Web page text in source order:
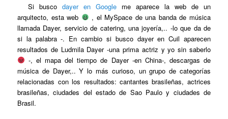
Si busco dayeren Googleme aparece la web de un
arquitecto, esta web
, el MySpace de una banda de música
llamada Dayer, servicio de catering, una joyería,.. -lo que da de
si la palabra -. En cambio si busco dayer en Cuil aparecen
resultados de Ludmila Dayer -una prima actriz y yo sin saberlo
-, el mapa del tiempo de Dayer -en China-, descargas de
música de Dayer,.. Y lo más curioso, un grupo de categorías
relacionadas con los resultados: cantantes brasileñas, actrices
brasileñas, ciudades del estado de Sao Paulo y ciudades de
Brasil.